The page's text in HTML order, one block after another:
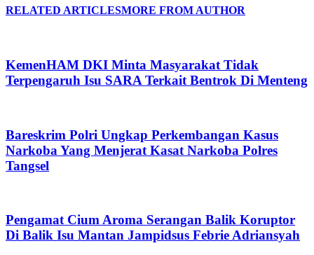
RELATED ARTICLESMORE FROM AUTHOR
KemenHAM DKI Minta Masyarakat Tidak
Terpengaruh Isu SARA Terkait Bentrok Di Menteng
Bareskrim Polri Ungkap Perkembangan Kasus
Narkoba Yang Menjerat Kasat Narkoba Polres
Tangsel
Pengamat Cium Aroma Serangan Balik Koruptor
Di Balik Isu Mantan Jampidsus Febrie Adriansyah